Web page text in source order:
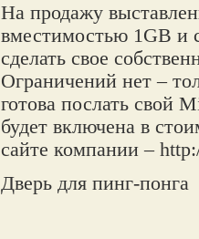
На продажу
вместимостью 1GB и
сделать свое
Ограничений нет –
готова послать свой
будет включена в
сайте компании –
Дверь для пинг-понга